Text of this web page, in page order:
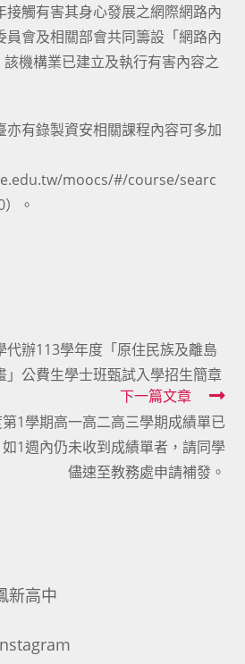
接觸有害其身心發展之網際網路內
員會及相關部會共同籌設「網路內
機構業已建立及執行有害內容之
亦有錄製資安相關課程內容可多加
moocs/#/course/searc
）。
代辦113學年度「原住民族及離島
」公費生學士班甄試入學招生簡章
下一篇文章
第1學期高一高二高三學期成績單已
1週內仍未收到成績單者，請同學
儘速至教務處申請補發。
新高中